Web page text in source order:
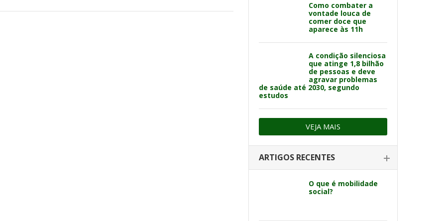
Como combater a
vontade louca de
comer doce que
aparece às 11h
A condição silenciosa
que atinge 1,8 bilhão
de pessoas e deve
agravar problemas
de saúde até 2030, segundo
estudos
VEJA MAIS
ARTIGOS RECENTES
O que é mobilidade
social?